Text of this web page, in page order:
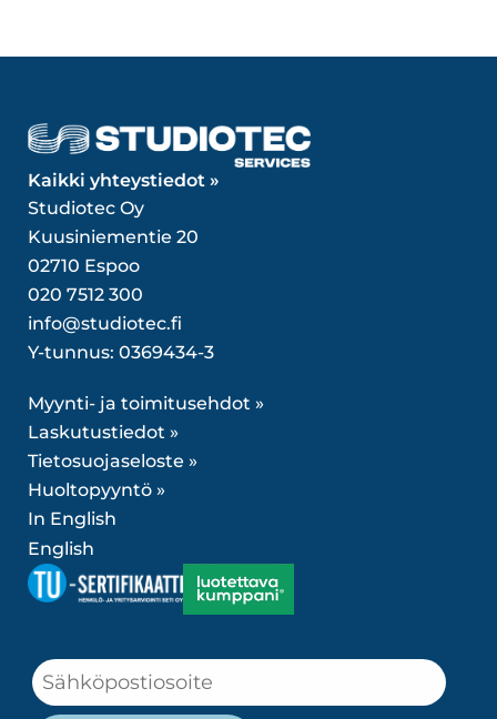
Kaikki yhteystiedot »
Studiotec Oy
Kuusiniementie 20
02710 Espoo
020 7512 300
info@studiotec.fi
Y-tunnus: 0369434-3
Myynti- ja toimitusehdot »
Laskutustiedot »
Tietosuojaseloste »
Huoltopyyntö »
In English
English